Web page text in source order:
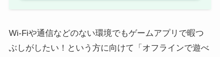
Wi-Fiや通信などのない環境でもゲームアプリで暇つ
ぶしがしたい！という方に向けて「オフラインで遊べ